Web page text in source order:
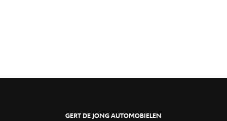
GERT DE JONG AUTOMOBIELEN